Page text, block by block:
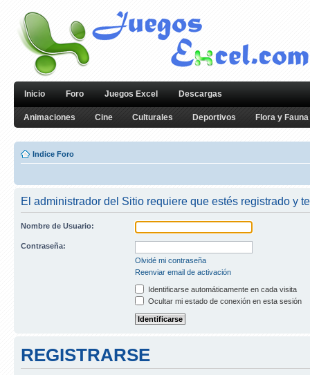
Inicio Foro Juegos Excel Descargas
Animaciones Cine Culturales Deportivos Flora y Fauna
Indice Foro
El administrador del Sitio requiere que estés registrado y
Nombre de Usuario:
Contraseña:
Olvidé mi contraseña
Reenviar email de activación
Identificarse automáticamente en cada visita
Ocultar mi estado de conexión en esta sesión
REGISTRARSE